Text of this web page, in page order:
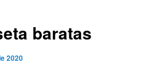
baratas
2020